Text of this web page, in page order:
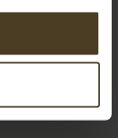
9